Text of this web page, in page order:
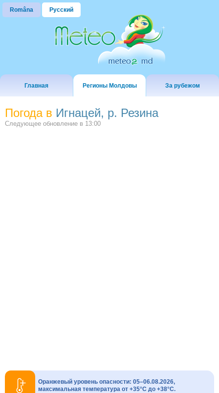
Româna Русский
Главная Регионы Молдовы За рубежом
Погода в Игнацей, р. Резина
Следующее обновление в 13:00
Оранжевый уровень опасности: 05–06.08.2026,
максимальная температура от +35°C до +38°C.